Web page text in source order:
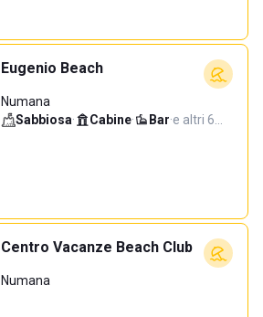
Eugenio Beach
Numana
Sabbiosa· Cabine· Bar·e altri 6…
Centro Vacanze Beach Club
Numana